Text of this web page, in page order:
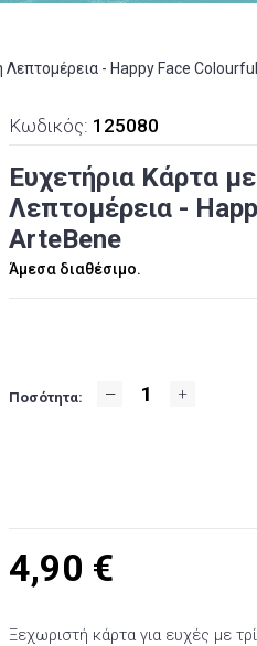
Λεπτομέρεια - Happy Face
Κωδικός: 125080
Ευχετήρια Κάρτα
Λεπτομέρεια -
ArteBene
Άμεσα διαθέσιμο.
Ποσότητα:
4,90 €
Ξεχωριστή κάρτα για ευχές με